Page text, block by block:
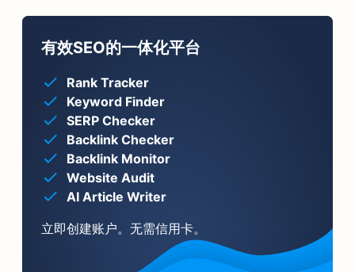
有效SEO的一体化平台
Rank Tracker
Keyword Finder
SERP Checker
Backlink Checker
Backlink Monitor
Website Audit
AI Article Writer
立即创建账户。无需信用卡。